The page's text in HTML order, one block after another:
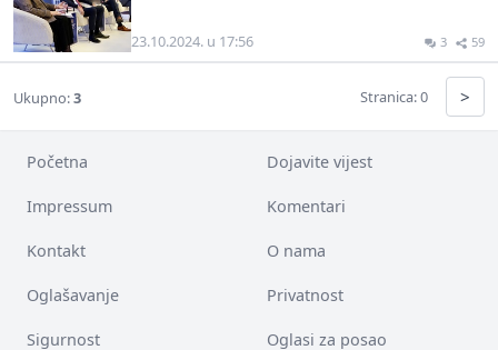
23.10.2024. u 17:56 3 59
Ukupno:3 Stranica: 0 >
Početna Dojavite vijest
Impressum Komentari
Kontakt O nama
Oglašavanje Privatnost
Sigurnost Oglasi za posao